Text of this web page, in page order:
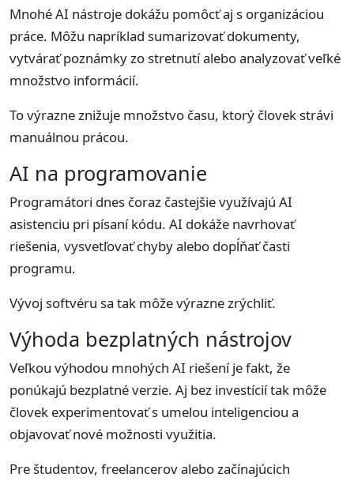
Mnohé AI nástroje dokážu pomôcť aj s organizáciou
práce. Môžu napríklad sumarizovať dokumenty,
vytvárať poznámky zo stretnutí alebo analyzovať veľké
množstvo informácií.
To výrazne znižuje množstvo času, ktorý človek strávi
manuálnou prácou.
AI na programovanie
Programátori dnes čoraz častejšie využívajú AI
asistenciu pri písaní kódu. AI dokáže navrhovať
riešenia, vysvetľovať chyby alebo dopĺňať časti
programu.
Vývoj softvéru sa tak môže výrazne zrýchliť.
Výhoda bezplatných nástrojov
Veľkou výhodou mnohých AI riešení je fakt, že
ponúkajú bezplatné verzie. Aj bez investícií tak môže
človek experimentovať s umelou inteligenciou a
objavovať nové možnosti využitia.
Pre študentov, freelancerov alebo začínajúcich